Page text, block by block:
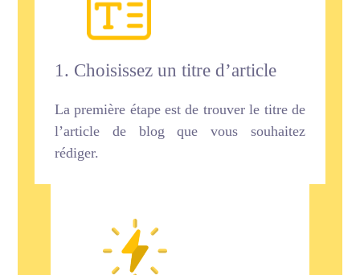
1. Choisissez un titre d’article
La première étape est de trouver le titre de
l’article de blog que vous souhaitez
rédiger.